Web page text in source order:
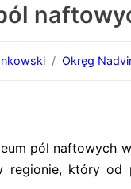
Okręg
pól naftowych
który od